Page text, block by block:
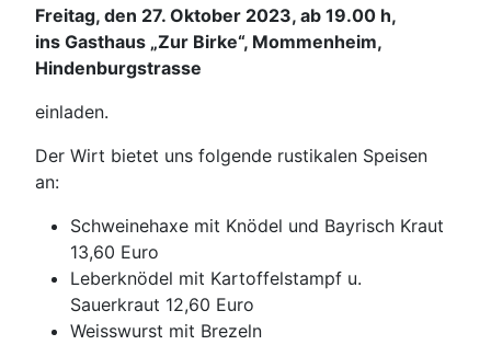
Freitag, den 27. Oktober 2023, ab 19.00 h,
ins Gasthaus „Zur Birke“, Mommenheim,
Hindenburgstrasse
einladen.
Der Wirt bietet uns folgende rustikalen Speisen
an:
Schweinehaxe mit Knödel und Bayrisch Kraut
13,60 Euro
Leberknödel mit Kartoffelstampf u.
Sauerkraut 12,60 Euro
Weisswurst mit Brezeln